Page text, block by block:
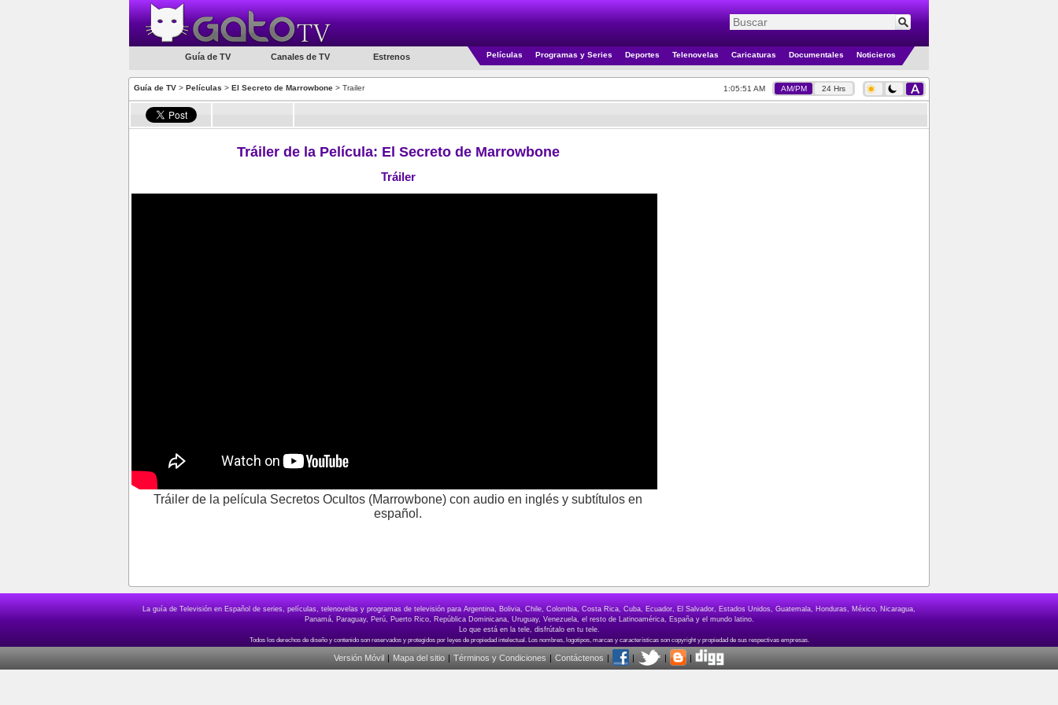
Guía de TV Canales de TV Estrenos Películas Programas y Series Deportes Telenovelas Caricaturas Documentales Noticieros
Guía de TV > Películas > El Secreto de Marrowbone > Trailer 1:05:51 AM AM/PM 24 Hrs
Tráiler de la Película: El Secreto de Marrowbone
Tráiler
Tráiler de la película Secretos Ocultos (Marrowbone) con audio en inglés y subtítulos en
español.
La guía de Televisión en Español de series, películas, telenovelas y programas de televisión para Argentina, Bolivia, Chile, Colombia, Costa Rica, Cuba, Ecuador, El Salvador, Estados Unidos, Guatemala, Honduras, México, Nicaragua,
Panamá, Paraguay, Perú, Puerto Rico, República Dominicana, Uruguay, Venezuela, el resto de Latinoamérica, España y el mundo latino.
Lo que está en la tele, disfrútalo en tu tele.
Versión Móvil | Mapa del sitio | Términos y Condiciones | Contáctenos | | | |